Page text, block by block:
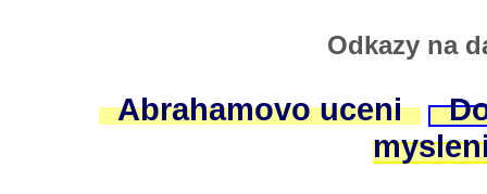
Odkazy na
Abrahamovo uceni